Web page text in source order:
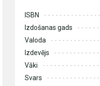
ISBN
Izdošanas gads
Valoda
Izdevējs
Vāki
Svars